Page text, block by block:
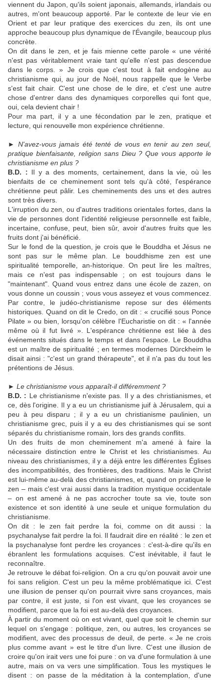
viennent du Japon, qu'ils soient japonais, allemands, irlandais ou
autres, m'ont beaucoup apporté. Par le contexte de leur vie en
Orient et par leur pratique des exercices du zen, ils ont une
approche beaucoup plus dynamique de l'Évangile, beaucoup plus
concrète.
On dit dans le zen, et je fais mienne cette parole « une vérité
n'est pas véritablement vraie tant qu'elle n'est pas descendue
dans le corps. » Je crois que c'est tout à fait endogène au
christianisme qui, au jour de Noël, nous rappelle que le Verbe
s'est fait chair. C'est une chose de le dire, et c'est une autre
chose d'entrer dans des dynamiques corporelles qui font que,
oui, cela devient chair !
Pour ma part, il y a une fécondation par le zen, pratique et
lecture, qui renouvelle mon expérience chrétienne.
► N'avez-vous jamais été tenté de vous en tenir au zen seul,
pratique bienfaisante, religion sans Dieu ? Que vous apporte le
christianisme en plus ?
B.D. : Il y a des moments, certainement, dans la vie, où les
bienfaits de ce cheminement sont tels qu'à côté, l'espérance
chrétienne peut pâlir. Les cheminements des uns et des autres
sont très divers.
L'irruption du zen, ou d'autres traditions orientales fortes, dans la
vie de personnes dont l'identité religieuse personnelle est faible,
incertaine, confuse, peut, bien sûr, avoir d'autres fruits que les
fruits dont j'ai bénéficié.
Sur le fond de la question, je crois que le Bouddha et Jésus ne
sont pas sur le même plan. Le bouddhisme zen est une
spiritualité temporelle, an-historique. On peut lire les maîtres,
mais ce n'est pas indispensable ; on est toujours dans le
"maintenant". Quand vous entrez dans une école de zazen, on
vous donne un coussin ; vous vous asseyez et vous commencez.
Par contre, le judéo-christianisme repose sur des éléments
historiques. Quand on dit le Credo, on dit : « crucifié sous Ponce
Pilate » ou bien, lorsqu'on célèbre l'Eucharistie on dit : « l'année
même où il fut livré ». L'espérance chrétienne est liée à des
événements situés dans le temps et dans l'espace. Le Bouddha
est un maître de spiritualité ; en termes modernes Dürckheim le
disait ainsi : "c'est un grand thérapeute", et il n'a pas du tout les
prétentions de Jésus.
► Le christianisme vous apparaît-il différemment ?
B.D. : Le christianisme n'existe pas. Il y a des christianismes, et
ce, dès l'origine. Il y a eu un christianisme juif à Jérusalem, qui a
peu à peu disparu ; il y a eu un christianisme paulinien, un
christianisme grec, puis il y a eu des christianismes qui se sont
séparés du christianisme romain, lors des grands conflits.
Un des fruits de mon cheminement m'a amené à faire la
nécessaire distinction entre le Christ et les christianismes. Au
niveau des christianismes, il y a déjà entre les différentes Églises
des incompatibilités, des frontières, des traditions. Mais le Christ
est lui-même au-delà des christianismes, et, quand on pratique le
zen – mais c'est vrai aussi dans la tradition mystique occidentale
– on est amené à ne pas accrocher toute sa vie, toute son
existence et son identité à une seule et unique formulation du
christianisme.
On dit : le zen fait perdre la foi, comme on dit aussi : la
psychanalyse fait perdre la foi. Il faudrait dire en réalité : le zen et
la psychanalyse font perdre les croyances : c'est-à-dire qu'ils en
ébranlent les formulations acquises. C'est inévitable, il faut le
reconnaître.
Je retrouve le débat foi-religion. On a cru qu'on pouvait avoir une
foi sans religion. C'est un peu la même problématique ici. C'est
une illusion de penser qu'on pourrait vivre sans croyances, mais
par contre, il est juste, si l'on est vivant, que les croyances se
modifient, parce que la foi est au-delà des croyances.
À partir du moment où on est vivant, quel que soit le chemin sur
lequel on s'engage : politique, zen, ou autres, les croyances se
modifient, avec des processus de deuil, de perte. « Je ne crois
plus comme avant » est le titre d'un livre. C'est une illusion de
croire qu'on irait vers une foi pure : on va d'une formulation à une
autre, mais on va vers une simplification. Tous les mystiques le
disent : on passe de la méditation à la contemplation, d'une